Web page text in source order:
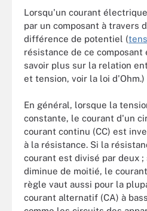
Lorsqu'un courant
par un composant à travers
différence de potentiel (
résistance de ce composant
savoir plus sur la relation
et tension, voir la loi d'Ohm.)
En général, lorsque la
constante, le courant d'un
courant continu (CC) est
à la résistance. Si la
courant est divisé par deux
diminue de moitié, le
règle vaut aussi pour la
courant alternatif (CA) à